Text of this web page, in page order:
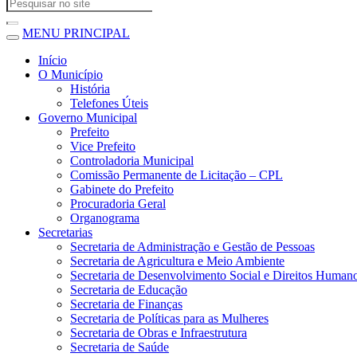
MENU PRINCIPAL
Início
O Município
História
Telefones Úteis
Governo Municipal
Prefeito
Vice Prefeito
Controladoria Municipal
Comissão Permanente de Licitação – CPL
Gabinete do Prefeito
Procuradoria Geral
Organograma
Secretarias
Secretaria de Administração e Gestão de Pessoas
Secretaria de Agricultura e Meio Ambiente
Secretaria de Desenvolvimento Social e Direitos
Secretaria de Educação
Secretaria de Finanças
Secretaria de Políticas para as Mulheres
Secretaria de Obras e Infraestrutura
Secretaria de Saúde